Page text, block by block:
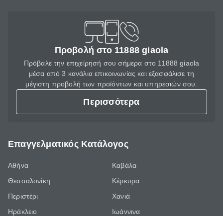
Προβολή στο 11888 giaola
Πρόβαλε την επιχείρησή σου σήμερα στο 11888 giaola
μέσα από 3 κανάλια επικοινωνίας και εξασφάλισε τη
μέγιστη προβολή των προϊόντων και υπηρεσιών σου.
Περισσότερα
Επαγγελματικός Κατάλογος
Αθήνα
Θεσσαλονίκη
Περιστέρι
Ηράκλειο
Καβάλα
Κέρκυρα
Χανιά
Ιωάννινα